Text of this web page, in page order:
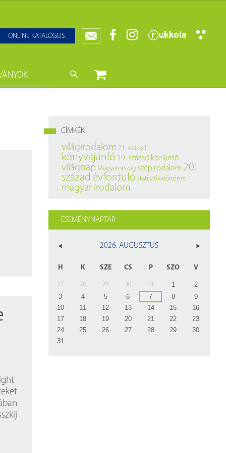
ONLINE KATALÓGUS
CÍMKÉK
világirodalom 21. század
könyvajánló 19. század kitekintő
világnap Magyarország szépirodalom 20.
század évforduló statisztikatörténet
magyar irodalom
ESEMÉNYNAPTÁR
2026. AUGUSZTUS
H K SZE CS P SZO V
27 28 29 30 31 1
2
3
4 5 6 7 8
9
10
11 12 13 14 15
16
17
18 19 20 21 22
23
24
25 26 27 28 29
30
31